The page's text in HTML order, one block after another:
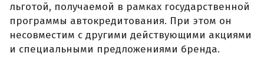
льготой, получаемой в рамках государственной
программы автокредитования. При этом он
несовместим с другими действующими акциями
и специальными предложениями бренда.